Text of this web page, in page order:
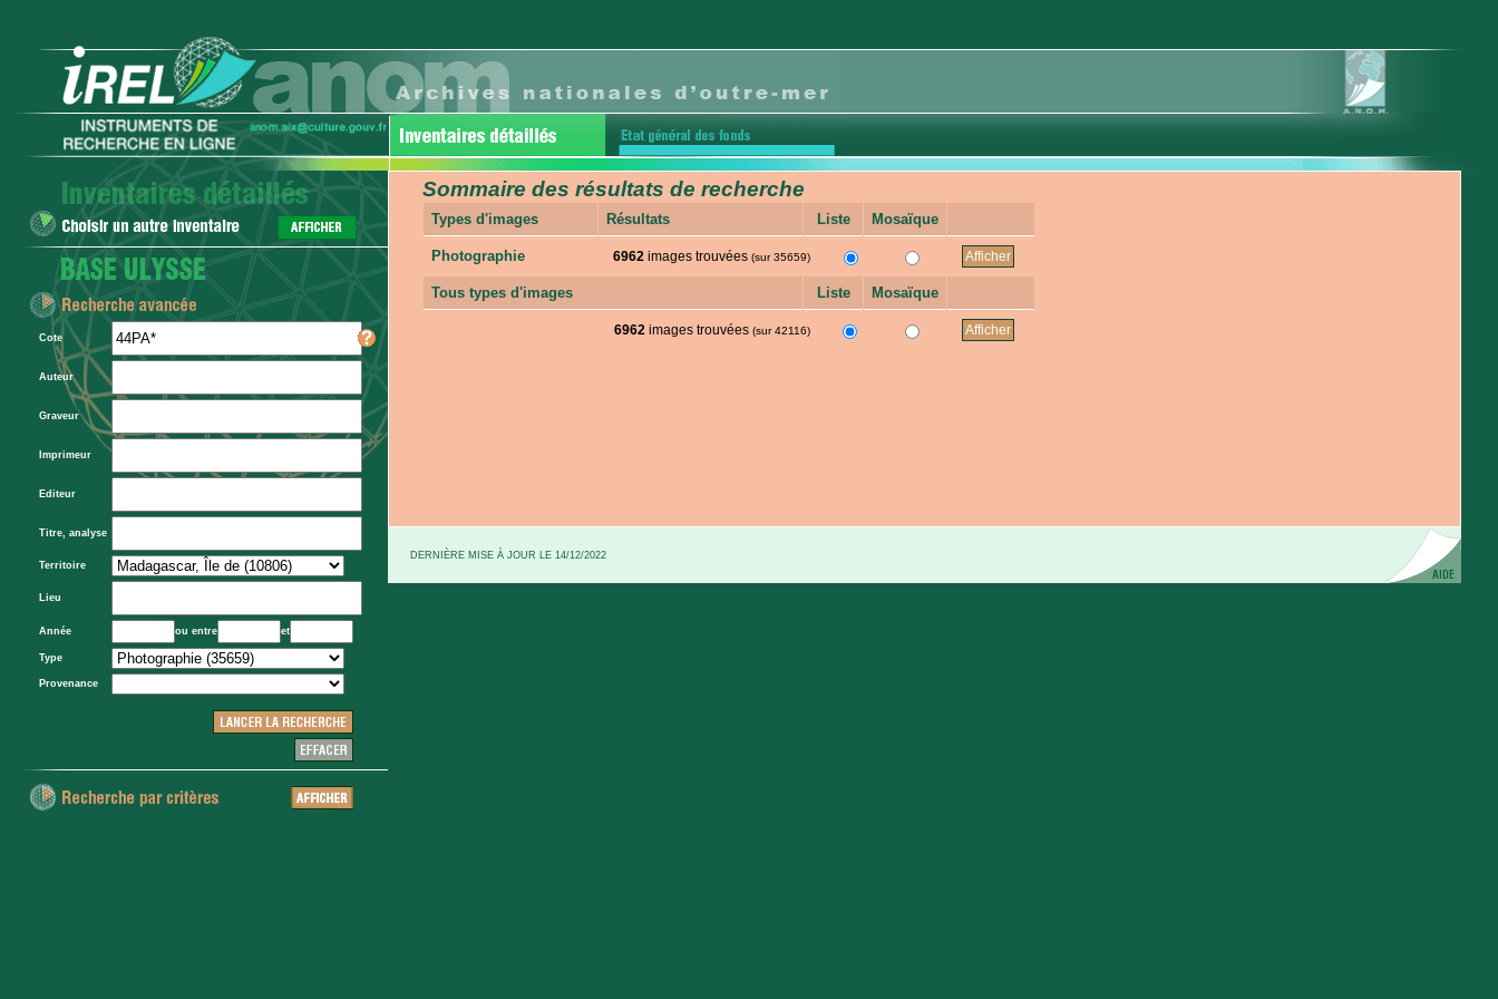
Cote
Auteur
Graveur
Imprimeur
Editeur
Titre, analyse
Territoire
Lieu
Année ou entre et
Type
Provenance
Sommaire des résultats de recherche
Types d'images Résultats Liste Mosaïque
Photographie 6962 images trouvées (sur 35659)
Tous types d'images Liste Mosaïque
6962 images trouvées (sur 42116)
DERNIÈRE MISE À JOUR LE 14/12/2022